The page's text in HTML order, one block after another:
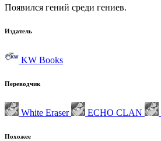
Появился гений среди гениев.
Издатель
KW Books
Переводчик
White Eraser ECHO CLAN
Похожее